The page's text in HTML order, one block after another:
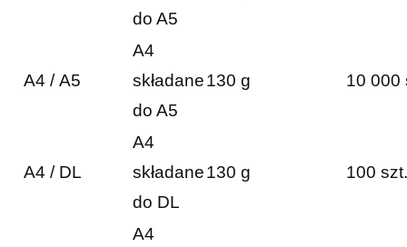
do A5
A4 / A5
A4
składane
do A5
130 g 10 000
A4 / DL
A4
składane
do DL
130 g 100 szt.
A4